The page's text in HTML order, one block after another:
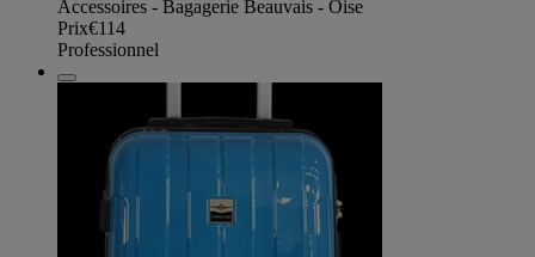
Accessoires - Bagagerie Beauvais - Oise
Prix€114
Professionnel